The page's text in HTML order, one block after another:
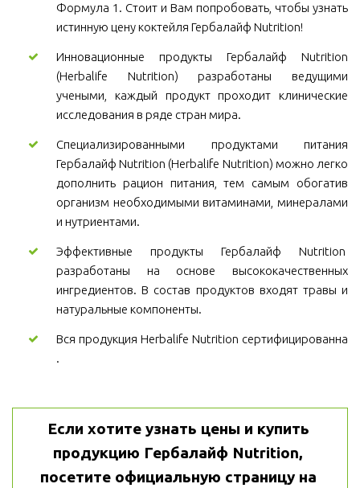
Формула 1. Стоит и Вам попробовать, чтобы узнать
истинную цену коктейля Гербалайф Nutrition!
Инновационные продукты Гербалайф Nutrition
(Herbalife Nutrition) разработаны ведущими
учеными, каждый продукт проходит клинические
исследования в ряде стран мира.
Специализированными продуктами питания
Гербалайф Nutrition (Herbalife Nutrition) можно легко
дополнить рацион питания, тем самым обогатив
организм необходимыми витаминами, минералами
и нутриентами.
Эффективные продукты Гербалайф Nutrition
разработаны на основе высококачественных
ингредиентов. В состав продуктов входят травы и
натуральные компоненты.
Вся продукция Herbalife Nutrition сертифицированна
.
Если хотите узнать цены и купить
продукцию Гербалайф Nutrition,